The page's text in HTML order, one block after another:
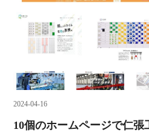
2024-04-16
10個のホームページで仁